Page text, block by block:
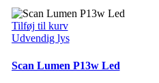
pris
var:
kr.149.00.
pris
Tilføj til kurv
Udvendig lys
Scan Lumen P13w Led